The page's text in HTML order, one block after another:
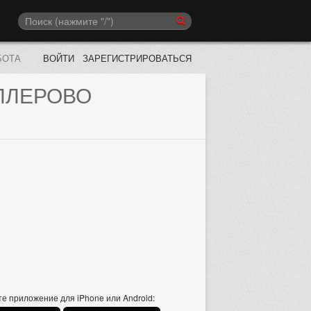
ВОЙТИ ЗАРЕГИСТРИРОВАТЬСЯ
приложение для iPhone или Android: